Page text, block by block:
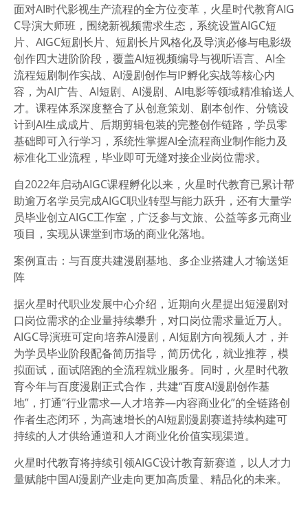
面对AI时代影视生产流程的全方位变革，火星时代教育AIG
C导演大师班，围绕新视频需求生态，系统设置AIGC短
片、AIGC短剧长片、短剧长片风格化及导演必修与电影级
创作四大进阶阶段，覆盖AI短视频编导与视听语言、AI全
流程短剧制作实战、AI漫剧创作与IP孵化实战等核心内
容，为AI广告、AI短剧、AI漫剧、AI电影等领域精准输送人
才。课程体系深度整合了从创意策划、剧本创作、分镜设
计到AI生成成片、后期剪辑包装的完整创作链路，学员零
基础即可入行学习，系统性掌握AI全流程商业制作能力及
标准化工业流程，毕业即可无缝对接企业岗位需求。
自2022年启动AIGC课程孵化以来，火星时代教育已累计帮
助逾万名学员完成AIGC职业转型与能力跃升，还有大量学
员毕业创立AIGC工作室，广泛参与文旅、公益等多元商业
项目，实现从课堂到市场的商业化落地。
案例直击：与百度共建漫剧基地、多企业搭建人才输送矩
阵
据火星时代职业发展中心介绍，近期向火星提出短漫剧对
口岗位需求的企业量持续攀升，对口岗位需求量近万人。
AIGC导演班可定向培养AI漫剧，AI短剧方向视频人才，并
为学员毕业阶段配备简历指导，简历优化，就业推荐，模
拟面试，面试陪跑的全流程就业服务。同时，火星时代教
育今年与百度漫剧正式合作，共建“百度AI漫剧创作基
地”，打通“行业需求—人才培养—内容商业化”的全链路创
作者生态闭环，为高速增长的AI短剧漫剧赛道持续构建可
持续的人才供给通道和人才商业化价值实现渠道。
火星时代教育将持续引领AIGC设计教育新赛道，以人才力
量赋能中国AI漫剧产业走向更加高质量、精品化的未来。